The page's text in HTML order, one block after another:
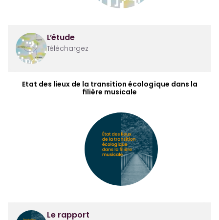
L’étude
Téléchargez
Etat des lieux de la transition écologique dans la
filière musicale
Le rapport